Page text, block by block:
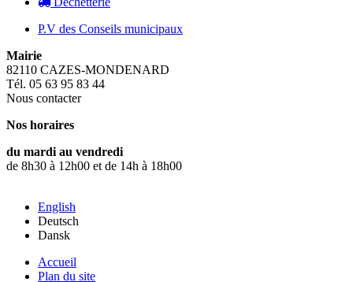
P.V des Conseils municipaux
Mairie
82110 CAZES-MONDENARD
Tél. 05 63 95 83 44
Nous contacter
Nos horaires
du mardi au vendredi
de 8h30 à 12h00 et de 14h à 18h00
English
Deutsch
Dansk
Accueil
Plan du site